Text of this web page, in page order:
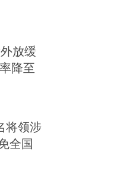
放缓
降至
将领涉
全国